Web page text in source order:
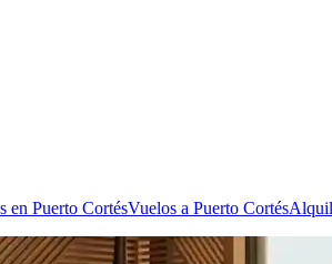
en Puerto CortésVuelos a Puerto Cortés